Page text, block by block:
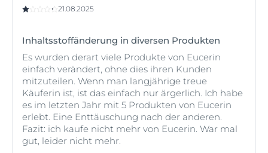
21.08.2025
Inhaltsstoffänderung in diversen Produkten
Es wurden derart viele Produkte von Eucerin
einfach verändert, ohne dies ihren Kunden
mitzuteilen. Wenn man langjährige treue
Käuferin ist, ist das einfach nur ärgerlich. Ich habe
es im letzten Jahr mit 5 Produkten von Eucerin
erlebt. Eine Enttäuschung nach der anderen.
Fazit: ich kaufe nicht mehr von Eucerin. War mal
gut, leider nicht mehr.